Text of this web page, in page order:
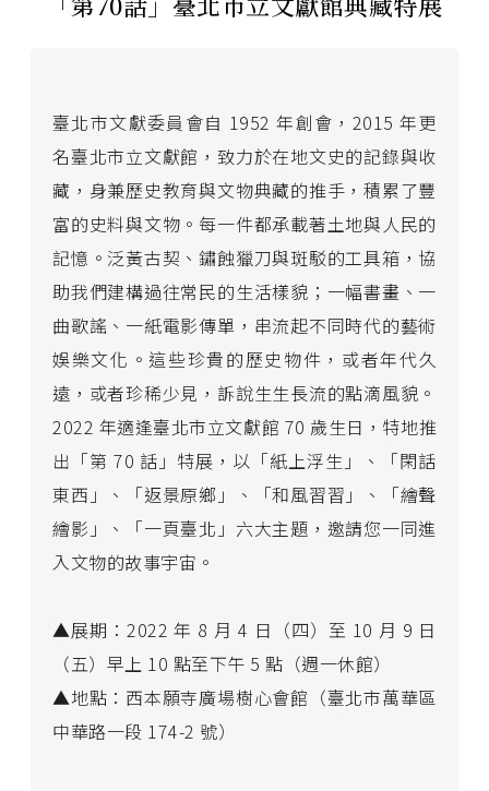
臺北市文獻委員會自 1952 年創會，2015 年更
名臺北市立文獻館，致力於在地文史的記錄與收
藏，身兼歷史教育與文物典藏的推手，積累了豐
富的史料與文物。每一件都承載著土地與人民的
記憶。泛黃古契、鏽蝕獵刀與斑駁的工具箱，協
助我們建構過往常民的生活樣貌；一幅書畫、一
曲歌謠、一紙電影傳單，串流起不同時代的藝術
娛樂文化。這些珍貴的歷史物件，或者年代久
遠，或者珍稀少見，訴說生生長流的點滴風貌。
2022 年適逢臺北市立文獻館 70 歲生日，特地推
出「第 70 話」特展，以「紙上浮生」、「閑話
東西」、「返景原鄉」、「和風習習」、「繪聲
繪影」、「一頁臺北」六大主題，邀請您一同進
入文物的故事宇宙。
▲展期：2022 年 8 月 4 日（四）至 10 月 9 日
（五）早上 10 點至下午 5 點（週一休館）
▲地點：西本願寺廣場樹心會館（臺北市萬華區
中華路一段 174-2 號）